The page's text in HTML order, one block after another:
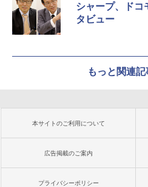
シャープ、ドコ
タビュー
もっと関連
本サイトのご利用について
広告掲載のご案内
プライバシーポリシー